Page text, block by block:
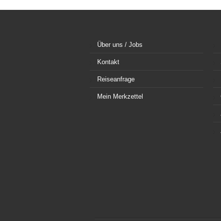
Über uns / Jobs
Kontakt
Reiseanfrage
Mein Merkzettel